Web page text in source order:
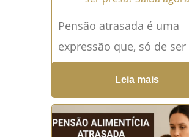
Pensão atrasada é uma
expressão que, só de ser
mencionada, já desperta
medo, insegurança e
inúmeras dúvidas,
especialmente quando
Leia mais